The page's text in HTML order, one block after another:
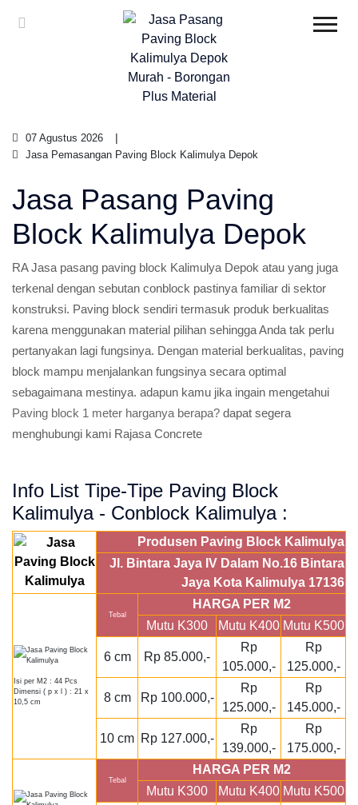
07 Agustus 2026
Jasa Pemasangan Paving Block Kalimulya Depok
Jasa Pasang Paving
Block Kalimulya Depok
RA Jasa pasang paving block Kalimulya Depok atau yang juga
terkenal dengan sebutan conblock pastinya familiar di sektor
konstruksi. Paving block sendiri termasuk produk berkualitas
karena menggunakan material pilihan sehingga Anda tak perlu
pertanyakan lagi fungsinya. Dengan material berkualitas, paving
block mampu menjalankan fungsinya secara optimal
sebagaimana mestinya. adapun kamu jika ingain mengetahui
Paving block 1 meter harganya berapa? dapat segera
menghubungi kami Rajasa Concrete
Info List Tipe-Tipe Paving Block
Kalimulya - Conblock Kalimulya :
Produsen Paving Block Kalimulya
Jl. Bintara Jaya IV Dalam No.16 Bintara
Jaya Kota Kalimulya 17136
Isi per M2 : 44 Pcs
Dimensi ( p x l ) : 21 x
10,5 cm
Tebal
HARGA PER M2
Mutu K300
Mutu K400 Mutu K500
6 cm Rp 85.000,-
Rp
105.000,-
Rp
125.000,-
8 cm Rp 100.000,-
Rp
125.000,-
Rp
145.000,-
10 cm Rp 127.000,-
Rp
139.000,-
Rp
175.000,-
Tebal
HARGA PER M2
Mutu K300
Mutu K400 Mutu K500